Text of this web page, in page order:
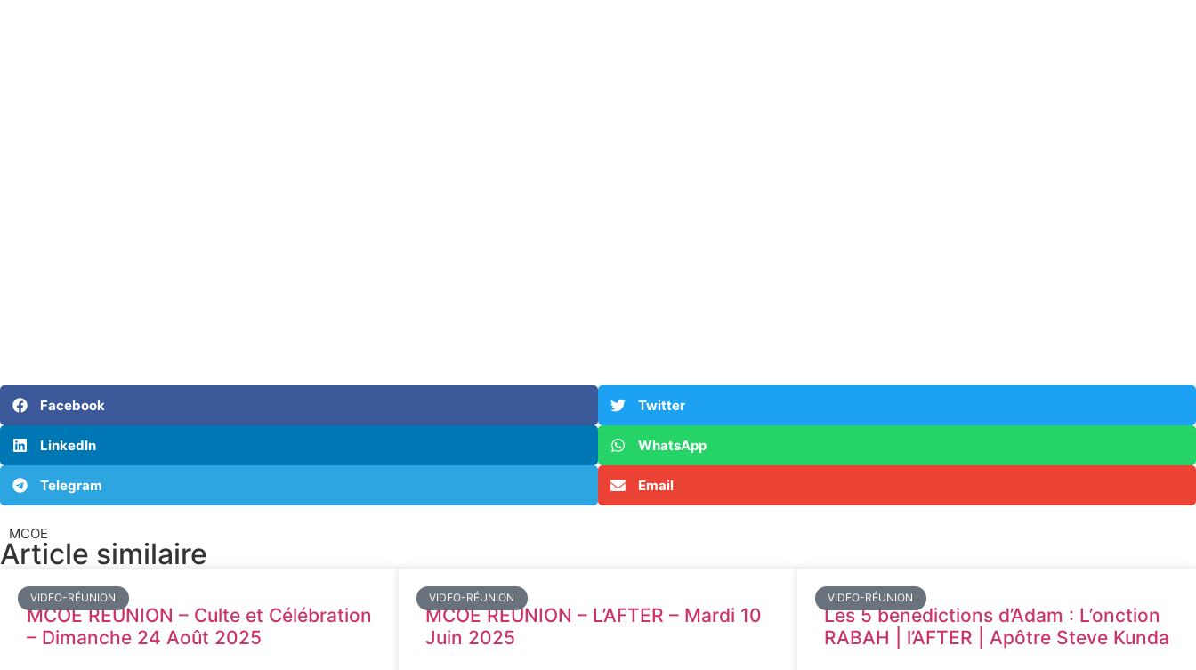
Facebook Twitter
LinkedIn WhatsApp
Telegram Email
MCOE
Article similaire​
VIDEO-RÉUNION
MCOE REUNION – Culte et Célébration
– Dimanche 24 Août 2025
VIDEO-RÉUNION
MCOE REUNION – L’AFTER – Mardi 10
Juin 2025
VIDEO-RÉUNION
Les 5 bénédictions d’Adam : L’onction
RABAH | l’AFTER | Apôtre Steve Kunda